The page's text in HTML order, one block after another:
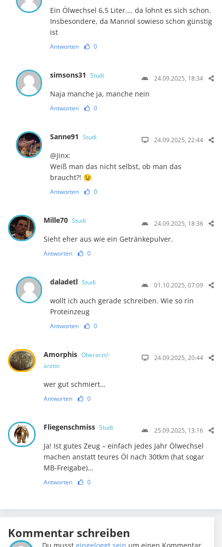
Ein Ölwechsel 6,5 Liter…. da lohnt es sich schon.
Insbesondere, da Mannol sowieso schon günstig
ist
Antworten 0
simsons31 Studi 24.09.2025, 18:34
Naja manche ja, manche nein
Antworten 0
Sanne91 Studi 24.09.2025, 22:44
@Jinx:
Weiß man das nicht selbst, ob man das
braucht?! 😉
Antworten 0
Mille70 Studi 24.09.2025, 18:36
Sieht eher aus wie ein Getränkepulver.
Antworten 0
daladetl Studi 01.10.2025, 07:09
wollt ich auch gerade schreiben. Wie so rin
Proteinzeug
Antworten 0
Amorphis Oberarzt/-
ärztin
24.09.2025, 20:44
wer gut schmiert…
Antworten 0
Fliegenschmiss Studi 25.09.2025, 13:16
Ja! Ist gutes Zeug – einfach jedes Jahr Ölwechsel
machen anstatt teures Öl nach 30tkm (hat sogar
MB-Freigabe)…
Antworten 0
Kommentar schreiben